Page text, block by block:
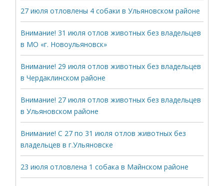
27 июля отловлены 4 собаки в Ульяновском районе
Внимание! 31 июля отлов животных без владельцев
в МО «г. Новоульяновск»
Внимание! 29 июля отлов животных без владельцев
в Чердаклинском районе
Внимание! 27 июля отлов животных без владельцев
в Ульяновском районе
Внимание! С 27 по 31 июля отлов животных без
владельцев в г.Ульяновске
23 июля отловлена 1 собака в Майнском районе